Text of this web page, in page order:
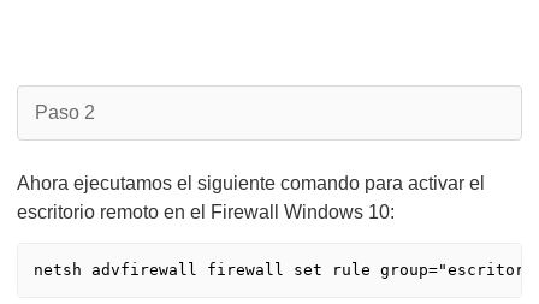
Paso 2
Ahora ejecutamos el siguiente comando para activar el
escritorio remoto en el Firewall Windows 10: